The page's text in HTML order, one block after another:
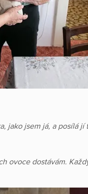
jako jsem já, a posílá jí
ovoce dostávám.